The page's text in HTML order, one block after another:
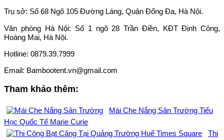
Trụ sở: Số 68 Ngõ 105 Đường Láng, Quận Đống Đa, Hà Nội.
Văn phòng Hà Nội: Số 1 ngõ 28 Trần Điền, KĐT Định Công,
Hoàng Mai, Hà Nội.
Hotline: 0879.39.7999
Email: Bambootent.vn@gmail.com
Tham khảo thêm:
Mái Che Nắng Sân Trường Tiểu
Học Quốc Tế Marie Curie
Thi